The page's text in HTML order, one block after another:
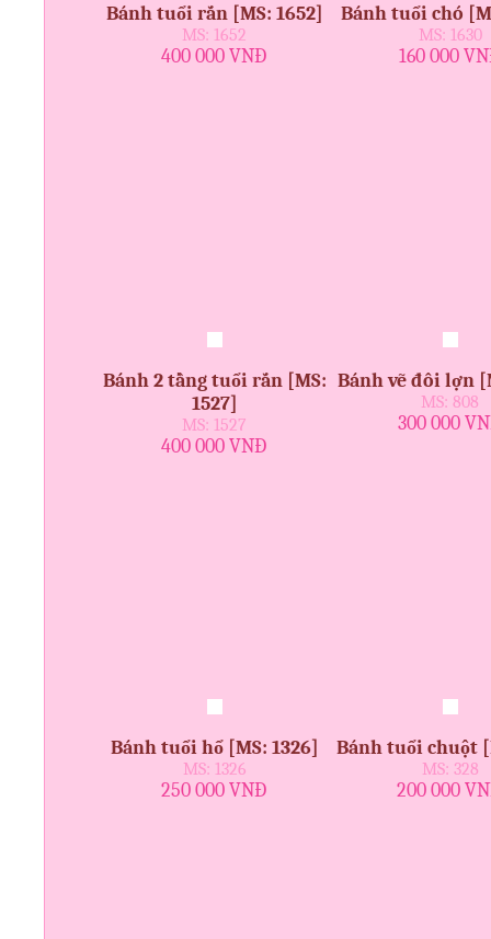
Bánh tuổi rắn [MS: 1652]
MS: 1652
400 000 VNĐ
Bánh tuổi chó
MS: 1630
160 000
Bánh 2 tầng tuổi rắn [MS:
1527]
MS: 1527
400 000 VNĐ
Bánh vẽ đôi lợn
MS: 808
300 000
Bánh tuổi hổ [MS: 1326]
MS: 1326
250 000 VNĐ
Bánh tuổi chuột
MS: 328
200 000